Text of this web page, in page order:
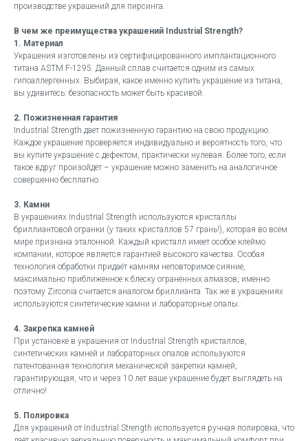
производстве украшений для пирсинга.
В чем же преимущества украшений Industrial Strength?
1. Материал
Украшения изготовлены из сертифицированного имплантационного
титана ASTM F-1295. Данный сплав считается одним из самых
гипоаллергенных. Выбирая, какое именно купить украшение из титана,
вы удивитесь: безопасность может быть красивой.
2. Пожизненная гарантия
Industrial Strength дает пожизненную гарантию на свою продукцию.
Каждое украшение проверяется индивидуально и вероятность того, что
вы купите украшение с дефектом, практически нулевая. Более того, если
такое вдруг произойдёт – украшение можно заменить на аналогичное
совершенно бесплатно.
3. Камни
В украшениях Industrial Strength используются кристаллы
бриллиантовой огранки (у таких кристаллов 57 грань!), которая во всём
мире признана эталонной. Каждый кристалл имеет особое клеймо
компании, которое является гарантией высокого качества. Особая
технология обработки придаёт камням неповторимое сияние,
максимально приближенное к блеску огранённых алмазов, именно
поэтому Zirconia считается аналогом бриллианта. Так же в украшениях
используются синтетические камни и лабораторные опалы.
4. Закрепка камней
При установке в украшения от Industrial Strength кристаллов,
синтетических камней и лабораторных опалов используются
патентованная технология механической закрепки камней,
гарантирующая, что и через 10 лет ваше украшение будет выглядеть на
отлично!
5. Полировка
Для украшений от Industrial Strength используется ручная полировка, что